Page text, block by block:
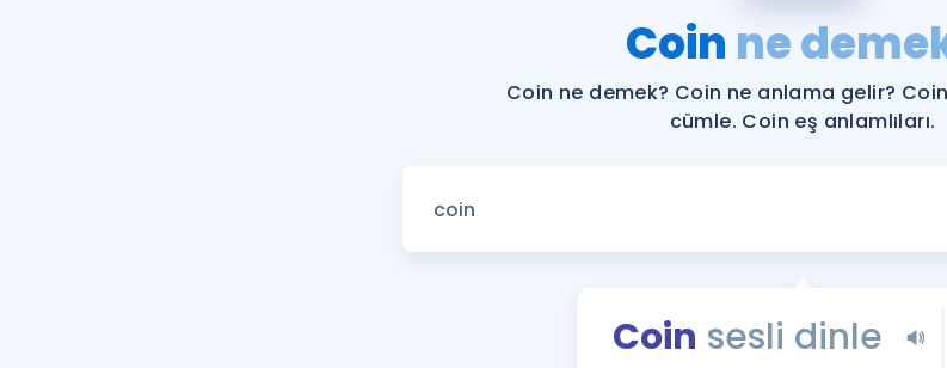
Coin ne
Coin ne demek? Coin ne anlama gelir?
cümle. Coin eş anlamlıları.
Coin sesli dinle